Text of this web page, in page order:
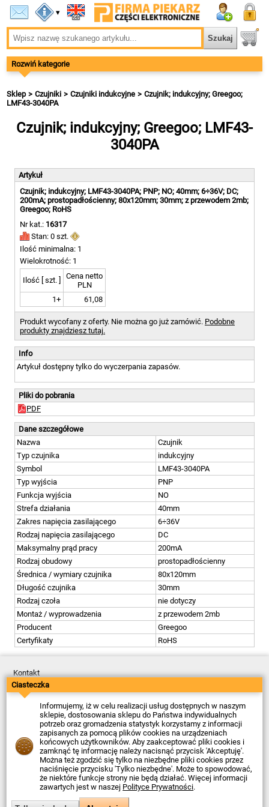
▾
Rozwiń kategorie
Sklep Czujniki Czujniki indukcyjne
Czujnik; indukcyjny; Greegoo;
LMF43-3040PA
Czujnik; indukcyjny; Greegoo; LMF43-
3040PA
Artykuł
Czujnik; indukcyjny; LMF43-3040PA; PNP; NO; 40mm; 6÷36V; DC;
200mA; prostopadłościenny; 80x120mm; 30mm; z przewodem 2mb;
Greegoo; RoHS
Nr kat.: 16317
Stan: 0 szt.
Ilość minimalna: 1
Wielokrotność: 1
Ilość [ szt. ]
Cena netto
PLN
1+
61,08
Produkt wycofany z oferty. Nie można go już zamówić. Podobne
produkty znajdziesz tutaj.
Info
Artykuł dostępny tylko do wyczerpania zapasów.
Pliki do pobrania
PDF
Dane szczegółowe
Nazwa
Czujnik
Typ czujnika
indukcyjny
Symbol
LMF43-3040PA
Typ wyjścia
PNP
Funkcja wyjścia
NO
Strefa działania
40mm
Zakres napięcia zasilającego
6÷36V
Rodzaj napięcia zasilającego
DC
Maksymalny prąd pracy
200mA
Rodzaj obudowy
prostopadłościenny
Średnica / wymiary czujnika
80x120mm
Długość czujnika
30mm
Rodzaj czoła
nie dotyczy
Montaż / wyprowadzenia
z przewodem 2mb
Producent
Greegoo
Certyfikaty
RoHS
Kontakt
Dostawa
Płatność
Zwroty
Reklamacje
Regulamin
Polityka Prywatności
O Firmie
Data ostatniej aktualizacji: 2026-08-05
© Firma Piekarz Sp. z o.o. 2000-2026
Sklep elektroniczny Firma Piekarz Sp. z o.o.
ul. Wólczyńska 206
01-919 Warszawa
Ciasteczka
Informujemy, iż w celu realizacji usług dostępnych w naszym
sklepie, dostosowania sklepu do Państwa indywidualnych
potrzeb oraz gromadzenia statystyk korzystamy z informacji
zapisanych za pomocą plików cookies na urządzeniach
końcowych użytkowników. Aby zaakceptować pliki cookies i
zamknąć tę informację należy nacisnąć przycisk 'Akceptuję'.
Można też zgodzić się tylko na niezbędne pliki cookies przez
naciśnięcie przycisku 'Tylko niezbędne'. Może to spowodować,
że niektóre funkcje strony nie będą działać. Więcej informacji
zawartych jest w naszej Polityce Prywatności.